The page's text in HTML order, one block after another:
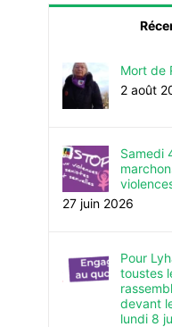
Mort de
2 août
Samedi
27 juin 2026
Pour
toustes
devant
lundi 8